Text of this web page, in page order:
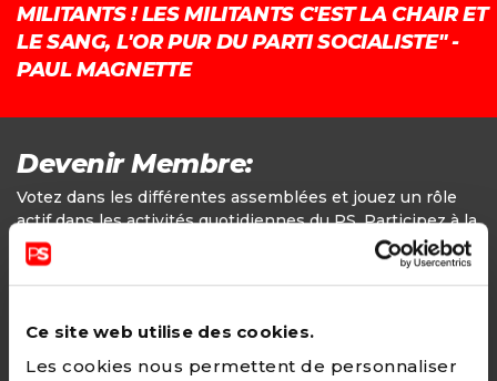
Ce site web utilise des cookies.
Les cookies nous permettent de personnaliser
MILITANTS ! LES MILITANTS C'EST LA CHAIR ET
LE SANG, L'OR PUR DU PARTI SOCIALISTE" -
PAUL MAGNETTE
Devenir Membre:
Votez dans les différentes assemblées et jouez un rôle
actif dans les activités quotidiennes du PS. Participez à la
définition des positions politiques.
24€ - Paiement annuel